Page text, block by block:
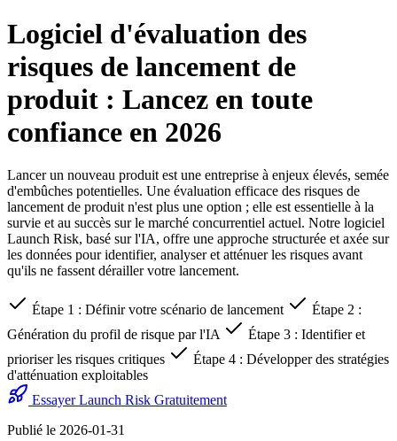
Logiciel d'évaluation des
risques de lancement de
produit : Lancez en toute
confiance en 2026
Lancer un nouveau produit est une entreprise à enjeux élevés, semée
d'embûches potentielles. Une évaluation efficace des risques de
lancement de produit n'est plus une option ; elle est essentielle à la
survie et au succès sur le marché concurrentiel actuel. Notre logiciel
Launch Risk, basé sur l'IA, offre une approche structurée et axée sur
les données pour identifier, analyser et atténuer les risques avant
qu'ils ne fassent dérailler votre lancement.
Étape 1 : Définir votre scénario de lancement
Étape 2 :
Génération du profil de risque par l'IA
Étape 3 : Identifier et
prioriser les risques critiques
Étape 4 : Développer des stratégies
d'atténuation exploitables
Essayer Launch Risk Gratuitement
Publié le 2026-01-31